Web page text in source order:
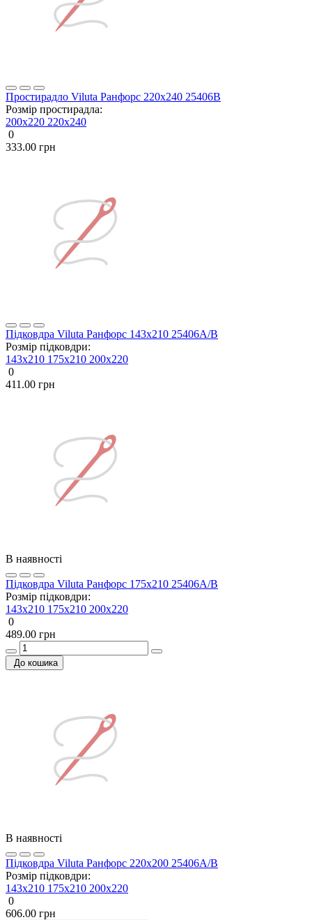
Простирадло Viluta Ранфорс 220х240 25406В
Розмір простирадла:
200x220 220х240
0
333.00 грн
Підковдра Viluta Ранфорс 143х210 25406А/В
Розмір підковдри:
143x210 175x210 200х220
0
411.00 грн
В наявності
Підковдра Viluta Ранфорс 175х210 25406А/В
Розмір підковдри:
143x210 175x210 200х220
0
489.00 грн
До кошика
В наявності
Підковдра Viluta Ранфорс 220х200 25406А/В
Розмір підковдри:
143x210 175x210 200х220
0
606.00 грн